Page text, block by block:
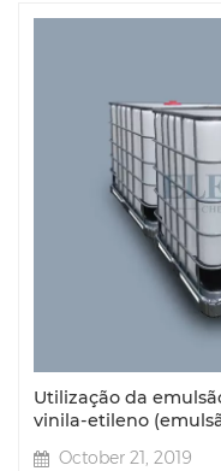
Utilização da
vinila-etileno
October 21, 2019